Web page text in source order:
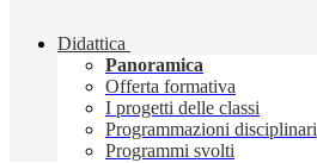
Didattica
Panoramica
Offerta formativa
I progetti delle classi
Programmazioni disciplinari
Programmi svolti